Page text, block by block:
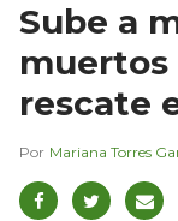
Sube a
muertos
rescate
Mariana Torres